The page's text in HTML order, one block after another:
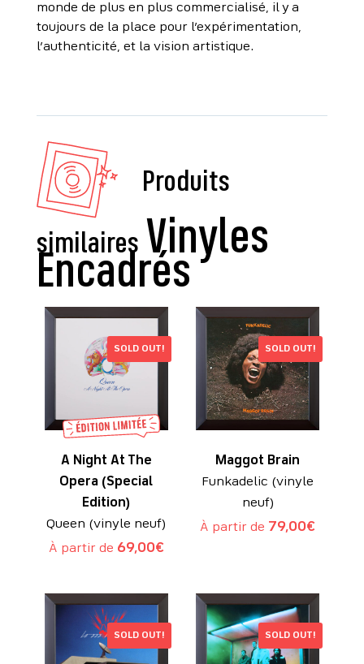
monde de plus en plus commercialisé, il y a
toujours de la place pour l’expérimentation,
l’authenticité, et la vision artistique.
Produits
similaires
SOLD OUT!
A Night At The
Opera (Special
Edition)
Queen (vinyle neuf)
À partir de 69,00€
SOLD OUT!
Maggot Brain
Funkadelic (vinyle
neuf)
À partir de 79,00€
SOLD OUT! SOLD OUT!